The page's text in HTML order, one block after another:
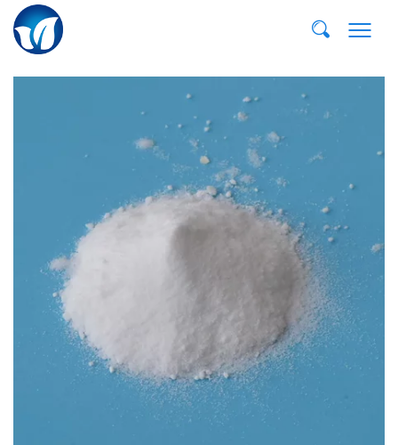
E-MAIL: +86-532-85807910